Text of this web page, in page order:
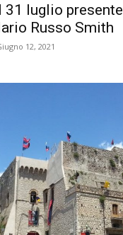
31 luglio
Russo Smith
12, 2021